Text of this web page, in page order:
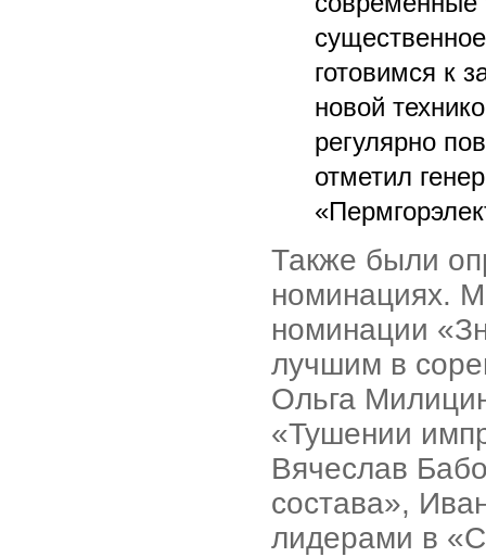
готовимся к
новой
регулярно
отметил
Также были
номинациях.
номинации
лучшим в
Ольга
«Тушении
Вячеслав
состава»,
лидерами в